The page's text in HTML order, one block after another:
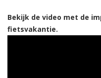
Bekijk de video met de
fietsvakantie.